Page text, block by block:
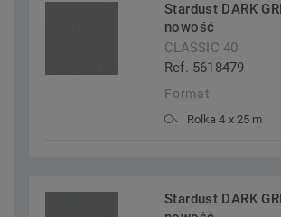
Stardust DARK
nowość
CLASSIC 40
Ref. 5618479
Format
Rolka 4 x 25 m
Stardust DARK